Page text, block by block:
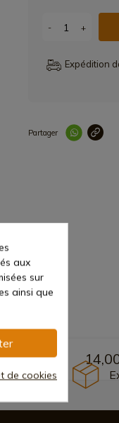
- +
Expédition
Partager
aux
sur
ainsi que
de cookies